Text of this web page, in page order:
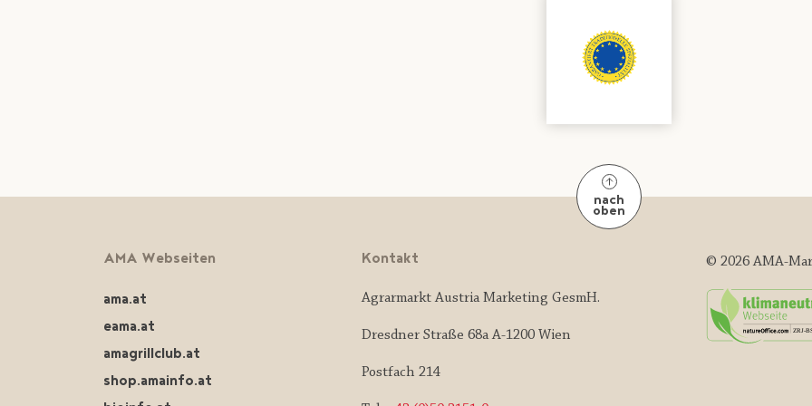
nach
oben
AMA Webseiten
ama.at
eama.at
amagrillclub.at
shop.amainfo.at
Kontakt
Agrarmarkt Austria Marketing GesmH.
Dresdner Straße 68a A-1200 Wien
Postfach 214
© 2026 AMA-